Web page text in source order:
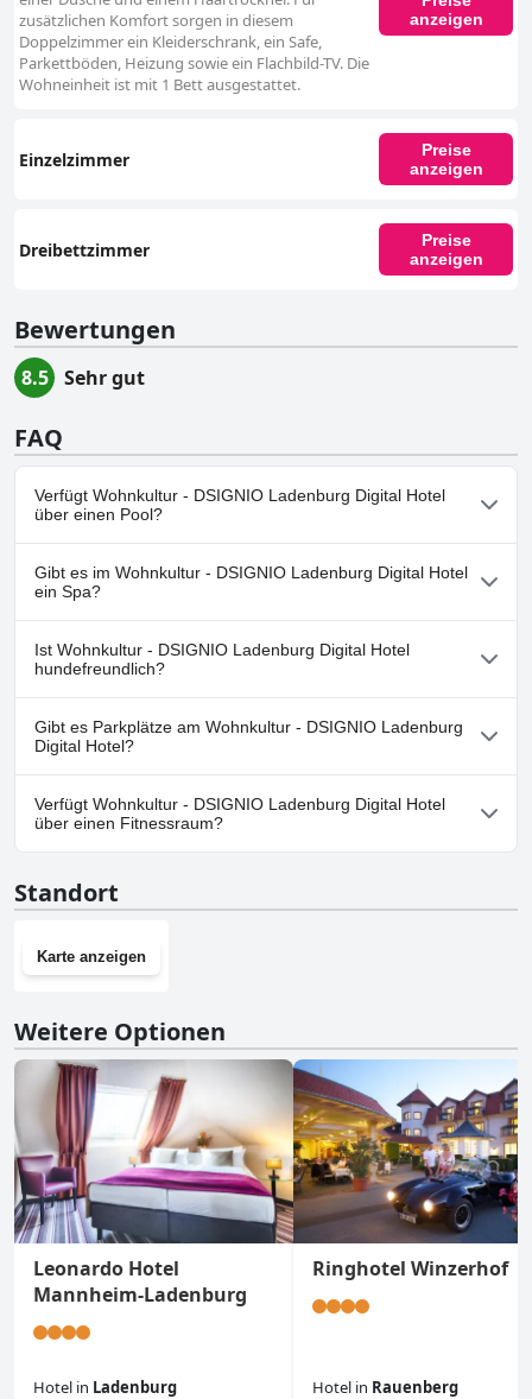
zusätzlichen Komfort sorgen in diesem
Doppelzimmer ein Kleiderschrank, ein Safe,
Parkettböden, Heizung sowie ein Flachbild-TV. Die
Wohneinheit ist mit 1 Bett ausgestattet.
anzeigen
Einzelzimmer
Preise
anzeigen
Dreibettzimmer
Preise
anzeigen
Bewertungen
8.5 Sehr gut
FAQ
Verfügt Wohnkultur - DSIGNIO Ladenburg Digital Hotel
über einen Pool?
Nein, Wohnkultur - DSIGNIO Ladenburg Digital Hotel hat keinen
Pool.
Gibt es im Wohnkultur - DSIGNIO Ladenburg Digital Hotel
ein Spa?
Nein, ein Spa ist im Wohnkultur - DSIGNIO Ladenburg Digital
Hotel nicht vorhanden.
Ist Wohnkultur - DSIGNIO Ladenburg Digital Hotel
hundefreundlich?
Nein, Wohnkultur - DSIGNIO Ladenburg Digital Hotel erlaubt
keine Hunde.
Gibt es Parkplätze am Wohnkultur - DSIGNIO Ladenburg
Digital Hotel?
Ja, Parkmöglichkeiten sind im Wohnkultur - DSIGNIO Ladenburg
Digital Hotel vorhanden.
Verfügt Wohnkultur - DSIGNIO Ladenburg Digital Hotel
über einen Fitnessraum?
Fitnessraum.
Standort
Karte anzeigen
Weitere Optionen
Leonardo Hotel
Mannheim-Ladenburg
Hotel in Ladenburg
Ringhotel Winzerhof
Hotel in Rauenberg